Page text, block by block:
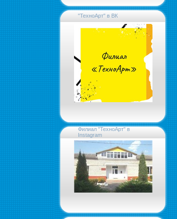
"ТехноАрт" в ВК
Филиал "ТехноАрт" в
Instagram